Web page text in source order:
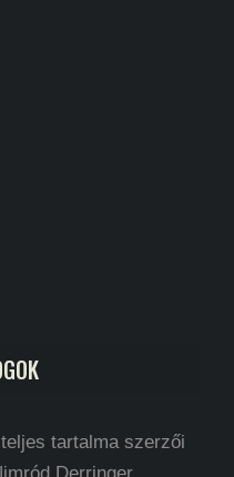
tartalma szerzői